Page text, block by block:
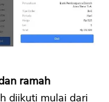
ramah
diikuti mulai dari